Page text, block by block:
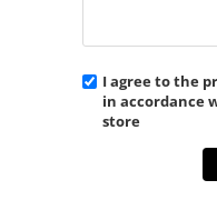
I agree to the
in accordance
store